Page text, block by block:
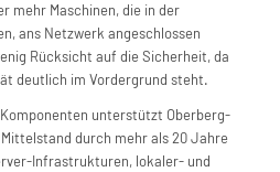
mehr Maschinen, die in der
ans Netzwerk angeschlossen
Rücksicht auf die Sicherheit, da
deutlich im Vordergrund steht.
unterstützt Oberberg-
durch mehr als 20 Jahre
Infrastrukturen, lokaler- und